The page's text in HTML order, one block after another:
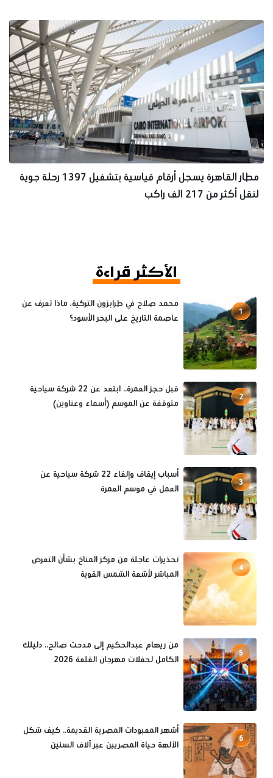
مطار القاهرة يسجل أرقام قياسية بتشغيل 1397 رحلة جوية
لنقل أكثر من 217 الف راكب
الأكثر قراءة
1
محمد صلاح في طرابزون التركية، ماذا تعرف عن
عاصمة التاريخ على البحر الأسود؟
2
قبل حجز العمرة.. ابتعد عن 22 شركة سياحية
متوقفة عن الموسم (أسماء وعناوين)
3
أسباب إيقاف وإلغاء 22 شركة سياحية عن
العمل في موسم العمرة
4
تحذيرات عاجلة من مركز المناخ بشأن التعرض
المباشر لأشعة الشمس القوية
5
من ريهام عبدالحكيم إلى مدحت صالح.. دليلك
الكامل لحفلات مهرجان القلعة 2026
6
أشهر المعبودات المصرية القديمة.. كيف شكل
الآلهة حياة المصريين عبر آلاف السنين